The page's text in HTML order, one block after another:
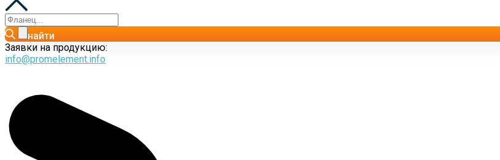
найти
Заявки на продукцию:
info@promelement.info